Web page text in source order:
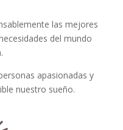
las mejores
del mundo
apasionadas y
nuestro sueño.